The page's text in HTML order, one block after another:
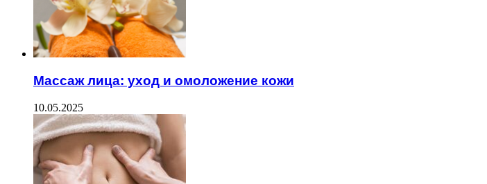
Массаж лица: уход и омоложение кожи
10.05.2025